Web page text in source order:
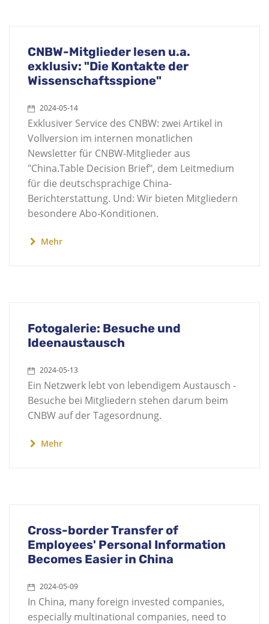
CNBW-Mitglieder lesen u.a.
exklusiv: "Die Kontakte der
Wissenschaftsspione"
2024-05-14
Exklusiver Service des CNBW: zwei Artikel in
Vollversion im internen monatlichen
Newsletter für CNBW-Mitglieder aus
"China.Table Decision Brief", dem Leitmedium
für die deutschsprachige China-
Berichterstattung. Und: Wir bieten Mitgliedern
besondere Abo-Konditionen.
Mehr
Fotogalerie: Besuche und
Ideenaustausch
2024-05-13
Ein Netzwerk lebt von lebendigem Austausch -
Besuche bei Mitgliedern stehen darum beim
CNBW auf der Tagesordnung.
Mehr
Cross-border Transfer of
Employees' Personal Information
Becomes Easier in China
2024-05-09
In China, many foreign invested companies,
especially multinational companies, need to